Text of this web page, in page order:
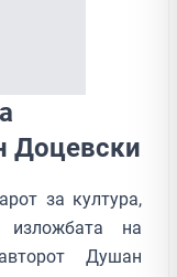
Доцевски
за култура,
изложбата на
Душан